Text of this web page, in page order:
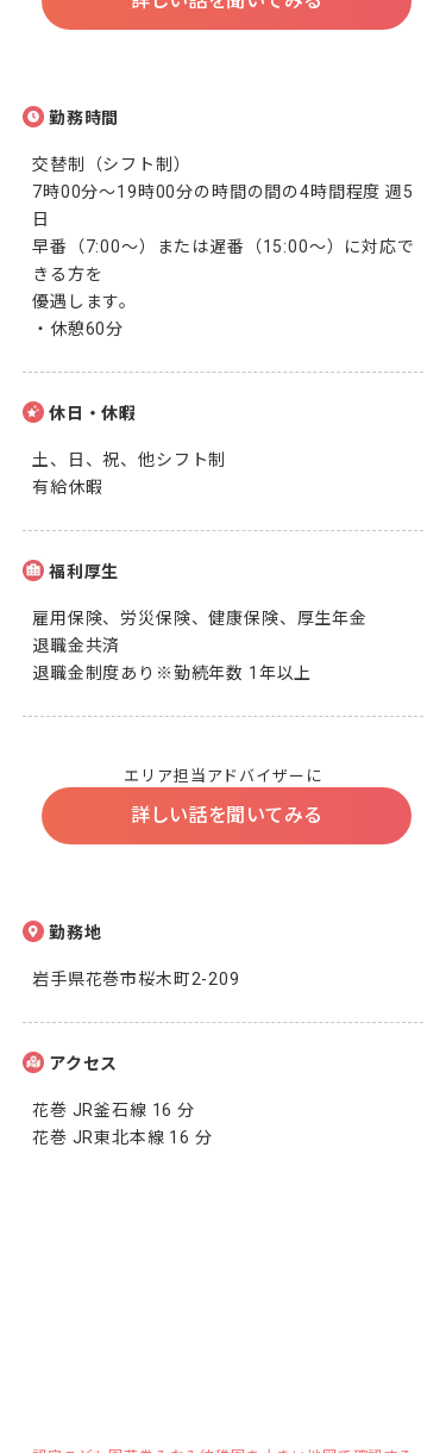
勤務時間
交替制（シフト制）
7時00分～19時00分の時間の間の4時間程度 週5
日
早番（7:00〜）または遅番（15:00〜）に対応で
きる方を
優遇します。
・休憩60分
休日・休暇
土、日、祝、他シフト制
有給休暇
福利厚生
雇用保険、労災保険、健康保険、厚生年金
退職金共済
退職金制度あり※勤続年数 1年以上
エリア担当アドバイザーに
詳しい話を聞いてみる
勤務地
岩手県花巻市桜木町2-209
アクセス
花巻 JR釜石線 16 分
花巻 JR東北本線 16 分